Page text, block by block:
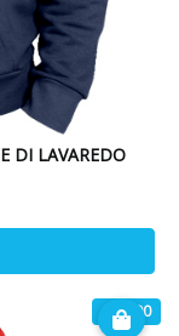
DI LAVAREDO
€ 32.90